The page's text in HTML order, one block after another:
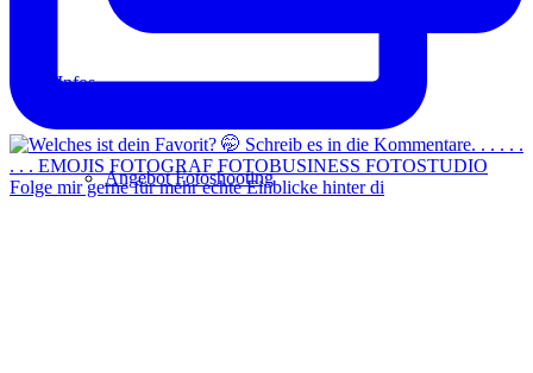
Infos
Angebot Fotoshooting
Folge mir gerne für mehr echte Einblicke hinter di